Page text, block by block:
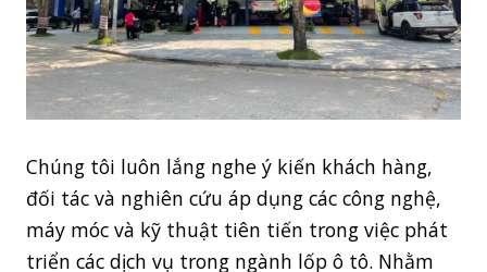
Chúng tôi luôn lắng nghe ý kiến khách hàng,
đối tác và nghiên cứu áp dụng các công nghệ,